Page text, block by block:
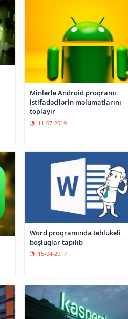
Minlərlə Android proqramı
istifadəçilərin məlumatlarını
toplayır
11-07-2019
Word proqramında təhlükəli
boşluqlar tapılıb
15-04-2017